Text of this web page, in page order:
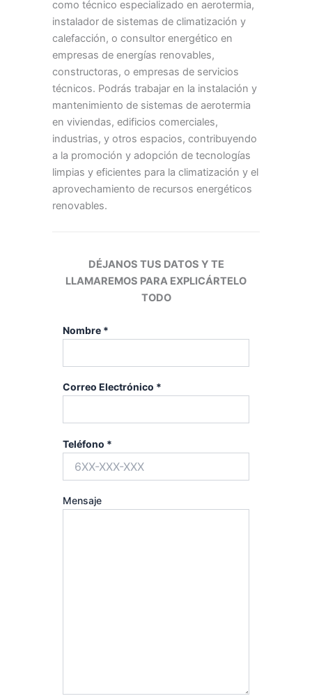
como técnico especializado en aerotermia,
instalador de sistemas de climatización y
calefacción, o consultor energético en
empresas de energías renovables,
constructoras, o empresas de servicios
técnicos. Podrás trabajar en la instalación y
mantenimiento de sistemas de aerotermia
en viviendas, edificios comerciales,
industrias, y otros espacios, contribuyendo
a la promoción y adopción de tecnologías
limpias y eficientes para la climatización y el
aprovechamiento de recursos energéticos
renovables.
DÉJANOS TUS DATOS Y TE
LLAMAREMOS PARA EXPLICÁRTELO
TODO
Nombre *
Correo Electrónico *
Teléfono *
Mensaje